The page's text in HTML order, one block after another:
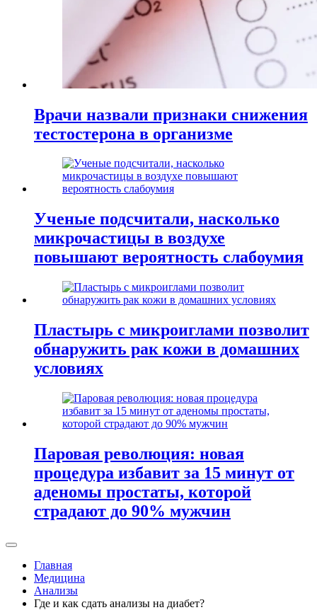
Врачи назвали признаки снижения
тестостерона в организме
Ученые подсчитали, насколько
микрочастицы в воздухе
повышают вероятность слабоумия
Пластырь с микроиглами позволит
обнаружить рак кожи в домашних
условиях
Паровая революция: новая
процедура избавит за 15 минут от
аденомы простаты, которой
страдают до 90% мужчин
Главная
Медицина
Анализы
Где и как сдать анализы на диабет?